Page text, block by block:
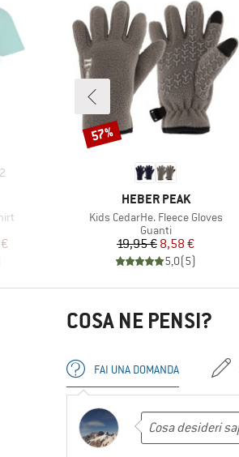
2
MARCHIO
HEBER PEAK
Articolo
Kids CedarHe. Fleece Gloves
Gruppo di prodotti
Guanti
Prezzo
19,95 €Prezzo ridotto
8,58 €
5,0(5)
Sconto
57%
COSA NE PENSI?
FAI UNA DOMANDA